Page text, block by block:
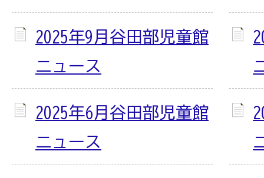
2025年9月谷田部児童館
ニュース
2025年6月谷田部児童館
ニュース